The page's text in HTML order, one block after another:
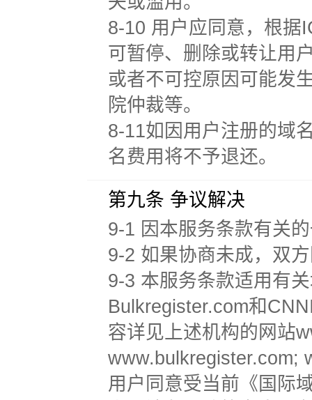
8-10 用户应同意，根据
可暂停、删除或转让用
或者不可控原因可能发
院仲裁等。
8-11如因用户注册的域
名费用将不予退还。
第九条 争议解决
9-1 因本服务条款有关
9-2 如果协商未成，双
9-3 本服务条款适用有
Bulkregister.com和
容详见上述机构的网站
www.bulkregister.com;
用户同意受当前 《国际